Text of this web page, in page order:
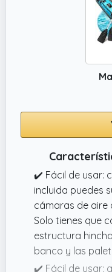
✔️ Fácil de usar:
incluida puedes
cámaras de aire
Solo tienes que
estructura
banco y las
✔️ Fácil de usar: